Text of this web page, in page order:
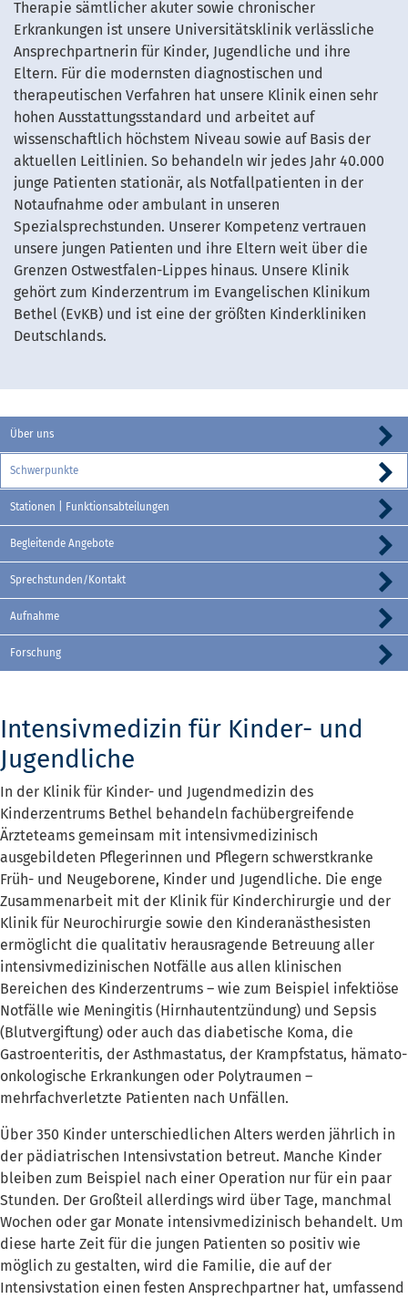
Therapie sämtlicher akuter sowie chronischer
Erkrankungen ist unsere Universitätsklinik verlässliche
Ansprechpartnerin für Kinder, Jugendliche und ihre
Eltern. Für die modernsten diagnostischen und
therapeutischen Verfahren hat unsere Klinik einen sehr
hohen Ausstattungsstandard und arbeitet auf
wissenschaftlich höchstem Niveau sowie auf Basis der
aktuellen Leitlinien. So behandeln wir jedes Jahr 40.000
junge Patienten stationär, als Notfallpatienten in der
Notaufnahme oder ambulant in unseren
Spezialsprechstunden. Unserer Kompetenz vertrauen
unsere jungen Patienten und ihre Eltern weit über die
Grenzen Ostwestfalen-Lippes hinaus. Unsere Klinik
gehört zum Kinderzentrum im Evangelischen Klinikum
Bethel (EvKB) und ist eine der größten Kinderkliniken
Deutschlands.
Über uns
Schwerpunkte
Stationen | Funktionsabteilungen
Begleitende Angebote
Sprechstunden/Kontakt
Aufnahme
Forschung
Intensivmedizin für Kinder- und
Jugendliche
In der Klinik für Kinder- und Jugendmedizin des
Kinderzentrums Bethel behandeln fachübergreifende
Ärzteteams gemeinsam mit intensivmedizinisch
ausgebildeten Pflegerinnen und Pflegern schwerstkranke
Früh- und Neugeborene, Kinder und Jugendliche. Die enge
Zusammenarbeit mit der Klinik für Kinderchirurgie und der
Klinik für Neurochirurgie sowie den Kinderanästhesisten
ermöglicht die qualitativ herausragende Betreuung aller
intensivmedizinischen Notfälle aus allen klinischen
Bereichen des Kinderzentrums – wie zum Beispiel infektiöse
Notfälle wie Meningitis (Hirnhautentzündung) und Sepsis
(Blutvergiftung) oder auch das diabetische Koma, die
Gastroenteritis, der Asthmastatus, der Krampfstatus, hämato-
onkologische Erkrankungen oder Polytraumen –
mehrfachverletzte Patienten nach Unfällen.
Über 350 Kinder unterschiedlichen Alters werden jährlich in
der pädiatrischen Intensivstation betreut. Manche Kinder
bleiben zum Beispiel nach einer Operation nur für ein paar
Stunden. Der Großteil allerdings wird über Tage, manchmal
Wochen oder gar Monate intensivmedizinisch behandelt. Um
diese harte Zeit für die jungen Patienten so positiv wie
möglich zu gestalten, wird die Familie, die auf der
Intensivstation einen festen Ansprechpartner hat, umfassend